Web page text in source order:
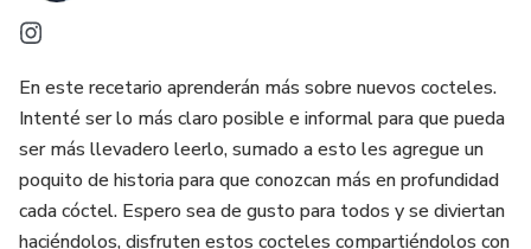
En este recetario aprenderán más sobre nuevos cocteles.
Intenté ser lo más claro posible e informal para que pueda
ser más llevadero leerlo, sumado a esto les agregue un
poquito de historia para que conozcan más en profundidad
cada cóctel. Espero sea de gusto para todos y se diviertan
haciéndolos, disfruten estos cocteles compartiéndolos con